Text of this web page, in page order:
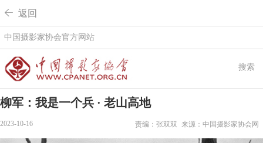
 返回
中国摄影家协会官方网站
搜索
柳军：我是一个兵 · 老山高地
2023-10-16 来源：中国摄影家协会网
责编：张双双